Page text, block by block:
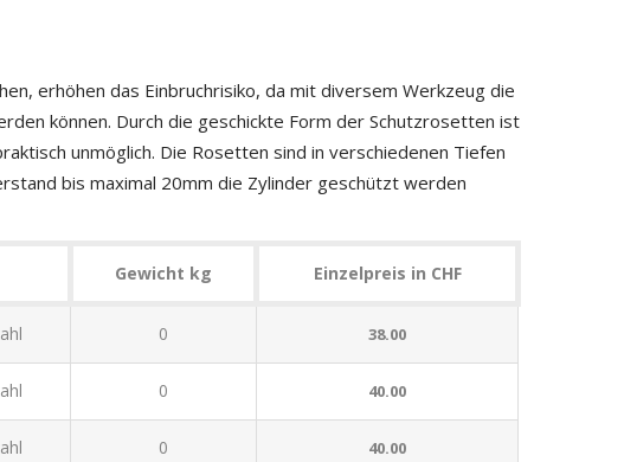
erhöhen das Einbruchrisiko, da mit diversem Werkzeug die
können. Durch die geschickte Form der Schutzrosetten ist
unmöglich. Die Rosetten sind in verschiedenen Tiefen
bis maximal 20mm die Zylinder geschützt werden
Gewicht kg Einzelpreis in CHF
0 38.00
0 40.00
0 40.00